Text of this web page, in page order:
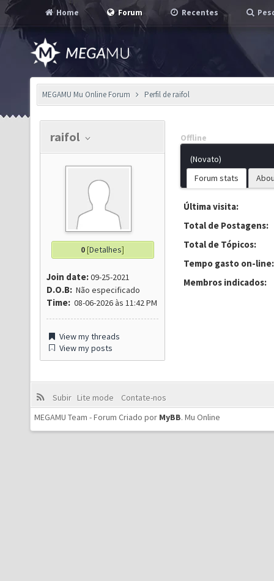
Home Forum Recentes
MEGAMU Mu Online Forum Perfil de raifol
raifol
0[Detalhes]
Join date:09-25-2021
D.O.B: Não especificado
Time: 08-06-2026 às 11:42 PM
View my threads
View my posts
Offline
(Novato)
Forum stats
Última visita:
Total de Postagens:
Total de Tópicos:
Tempo gasto on-line:
Membros indicados:
Subir Lite mode
Contate-nos
MEGAMU Team - Forum Criado por MyBB. Mu Online